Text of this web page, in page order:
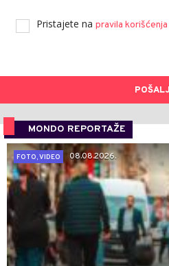
Pristajete na pravila korišćenja
MONDO REPORTAŽE
FOTO, VIDEO
08.08.2026.